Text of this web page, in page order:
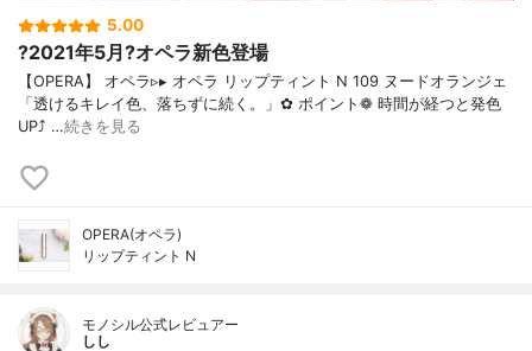
5.00
?2021年5月?オペラ新色登場
【OPERA】 オペラ▹▸ オペラ リップティント N 109 ヌードオランジェ
「透けるキレイ色、落ちずに続く。」✿ ポイント❁︎ 時間が経つと発色
UP⤴ …続きを見る
OPERA(オペラ)
リップティント N
モノシル公式レビュアー
しし